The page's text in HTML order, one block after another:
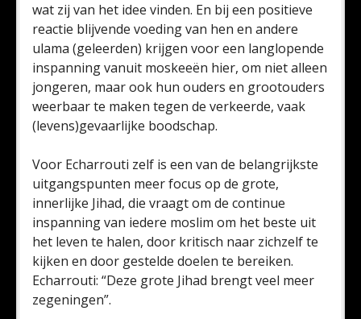
wat zij van het idee vinden. En bij een positieve
reactie blijvende voeding van hen en andere
ulama (geleerden) krijgen voor een langlopende
inspanning vanuit moskeeën hier, om niet alleen
jongeren, maar ook hun ouders en grootouders
weerbaar te maken tegen de verkeerde, vaak
(levens)gevaarlijke boodschap.
Voor Echarrouti zelf is een van de belangrijkste
uitgangspunten meer focus op de grote,
innerlijke Jihad, die vraagt om de continue
inspanning van iedere moslim om het beste uit
het leven te halen, door kritisch naar zichzelf te
kijken en door gestelde doelen te bereiken.
Echarrouti: “Deze grote Jihad brengt veel meer
zegeningen”.